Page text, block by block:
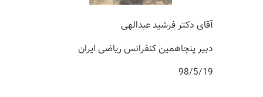
آقای دکتر فرشید عبدالهی
دبیر پنجاهمین کنفرانس ریاضی ایران
98/5/19